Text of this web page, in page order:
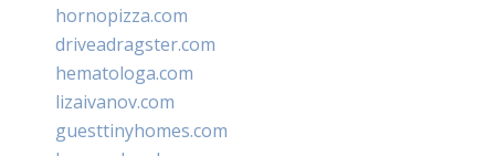
hornopizza.com
driveadragster.com
hematologa.com
lizaivanov.com
guesttinyhomes.com